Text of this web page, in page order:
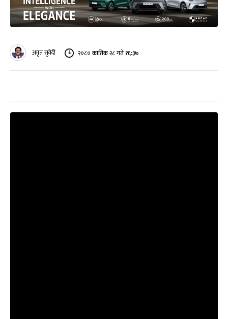
अमृत सुवेदी २०८० कात्तिक २८ गते १६:३७